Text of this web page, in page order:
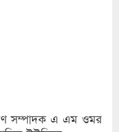
সম্পাদক এ এম ওমর